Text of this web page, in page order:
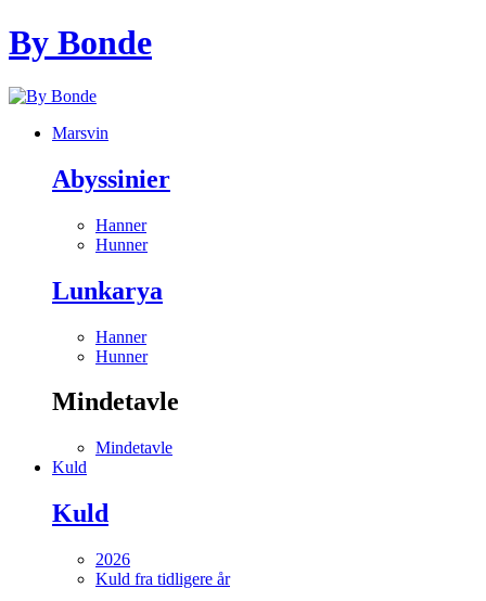
By Bonde
Marsvin
Abyssinier
Hanner
Hunner
Lunkarya
Hanner
Hunner
Mindetavle
Mindetavle
Kuld
Kuld
2026
Kuld fra tidligere år